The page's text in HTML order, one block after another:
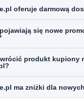
oferuje darmową
się nowe
produkt kupiony
ma zniżki dla